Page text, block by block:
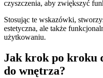
czyszczenia, aby zwiększyć
Stosując te wskazówki,
estetyczna, ale także
użytkowaniu.
Jak krok po kroku
do wnętrza?